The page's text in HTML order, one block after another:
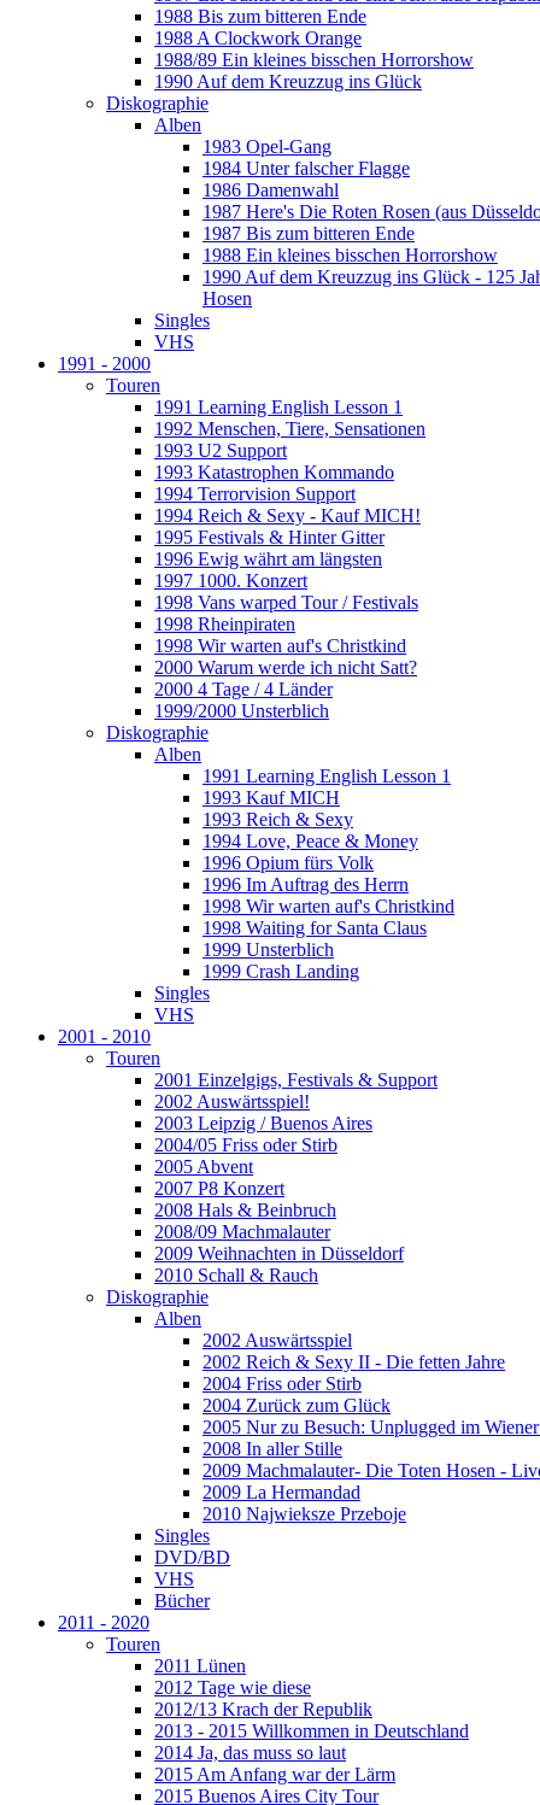
1988 Bis zum bitteren Ende
1988 A Clockwork Orange
1988/89 Ein kleines bisschen Horrorshow
1990 Auf dem Kreuzzug ins Glück
Diskographie
Alben
1983 Opel-Gang
1984 Unter falscher Flagge
1986 Damenwahl
1987 Here's Die Roten Rosen (aus
1987 Bis zum bitteren Ende
1988 Ein kleines bisschen Horrorshow
1990 Auf dem Kreuzzug ins Glück - 125
Hosen
Singles
VHS
1991 - 2000
Touren
1991 Learning English Lesson 1
1992 Menschen, Tiere, Sensationen
1993 U2 Support
1993 Katastrophen Kommando
1994 Terrorvision Support
1994 Reich & Sexy - Kauf MICH!
1995 Festivals & Hinter Gitter
1996 Ewig währt am längsten
1997 1000. Konzert
1998 Vans warped Tour / Festivals
1998 Rheinpiraten
1998 Wir warten auf's Christkind
2000 Warum werde ich nicht Satt?
2000 4 Tage / 4 Länder
1999/2000 Unsterblich
Diskographie
Alben
1991 Learning English Lesson 1
1993 Kauf MICH
1993 Reich & Sexy
1994 Love, Peace & Money
1996 Opium fürs Volk
1996 Im Auftrag des Herrn
1998 Wir warten auf's Christkind
1998 Waiting for Santa Claus
1999 Unsterblich
1999 Crash Landing
Singles
VHS
2001 - 2010
Touren
2001 Einzelgigs, Festivals & Support
2002 Auswärtsspiel!
2003 Leipzig / Buenos Aires
2004/05 Friss oder Stirb
2005 Abvent
2007 P8 Konzert
2008 Hals & Beinbruch
2008/09 Machmalauter
2009 Weihnachten in Düsseldorf
2010 Schall & Rauch
Diskographie
Alben
2002 Auswärtsspiel
2002 Reich & Sexy II - Die fetten Jahre
2004 Friss oder Stirb
2004 Zurück zum Glück
2005 Nur zu Besuch: Unplugged im
2008 In aller Stille
2009 Machmalauter- Die Toten Hosen -
2009 La Hermandad
2010 Najwieksze Przeboje
Singles
DVD/BD
VHS
Bücher
2011 - 2020
Touren
2011 Lünen
2012 Tage wie diese
2012/13 Krach der Republik
2013 - 2015 Willkommen in Deutschland
2014 Ja, das muss so laut
2015 Am Anfang war der Lärm
2015 Buenos Aires City Tour